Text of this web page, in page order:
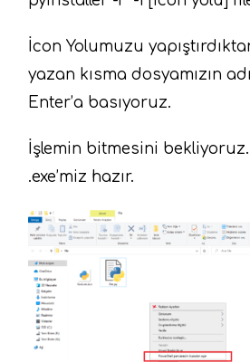
İcon Yolumuzu
yazan kısma dosyamızın
Enter’a basıyoruz.
İşlemin bitmesini
.exe’miz hazır.